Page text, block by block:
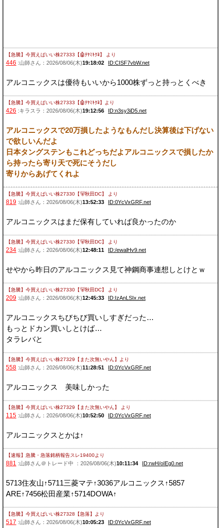
【急騰】今買えばいい株27333【🤖ﾅﾔﾐｷｸﾖ】 より
446 :山師さん：2026/08/06(木)19:18:02 ID:CISF7vbW.net
アルコニックスは優待もいいから1000株ずっと持っとくべき
【急騰】今買えばいい株27333【🤖ﾅﾔﾐｷｸﾖ】 より
426 :キラスラ：2026/08/06(木)19:12:56 ID:n3sy3iD5.net
アルコニックスで20万損したようなもんだし決算後は下げない
で欲しいんだよ
日本タングステンもこれどっちだよアルコニックスで損したか
ら持ったら寄り天で死にそうだし
寄りからあげてくれよ
【急騰】今買えばいい株27330【🐻秋田DC】 より
819 :山師さん：2026/08/06(木)13:52:33 ID:0YcVxGRF.net
アルコニックスはまだ保有していれば良かったのか
【急騰】今買えばいい株27330【🐻秋田DC】 より
234 :山師さん：2026/08/06(木)12:48:11 ID:/ewalHv9.net
せやから昨日のアルコニックス見て神鋼商事連想しとけとｗ
【急騰】今買えばいい株27330【🐻秋田DC】 より
209 :山師さん：2026/08/06(木)12:45:33 ID:IzAnLSIx.net
アルコニックスちびちび買いしすぎだった…
もっとドカン買いしとけば…
タラレバと
【急騰】今買えばいい株27329【また次無いやん】 より
558 :山師さん：2026/08/06(木)11:28:51 ID:0YcVxGRF.net
アルコニックス 美味しかった
【急騰】今買えばいい株27329【また次無いやん】 より
115 :山師さん：2026/08/06(木)10:52:50 ID:0YcVxGRF.net
アルコニックスとかは↑
【速報】急騰・急落銘柄報告スレ19400より
881 :山師さん＠トレード中 ：2026/08/06(木)10:11:34 ID:rwH/oIEg0.net
5713住友山↑5711三菱マテ↑3036アルコニックス↑5857
ARE↑7456松田産業↑5714DOWA↑
【急騰】今買えばいい株27328【急落】 より
517 :山師さん：2026/08/06(木)10:05:23 ID:0YcVxGRF.net